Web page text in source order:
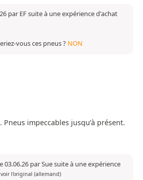
par EF suite à une expérience d'achat
vous ces pneus ? NON
impeccables jusqu’à présent.
03.06.26 par Sue suite à une expérience
voir l'original (allemand)